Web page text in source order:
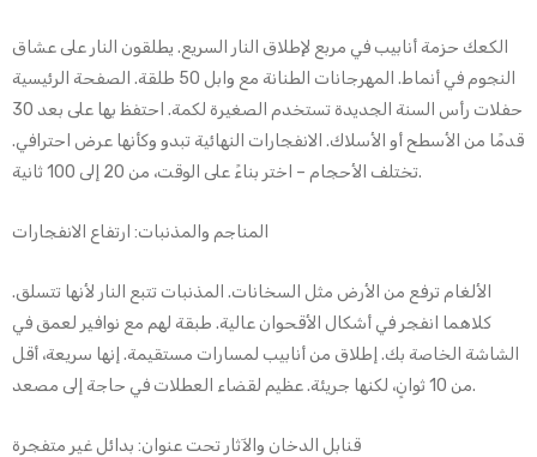
الكعك حزمة أنابيب في مربع لإطلاق النار السريع. يطلقون النار على عشاق
النجوم في أنماط. المهرجانات الطنانة مع وابل 50 طلقة. الصفحة الرئيسية
حفلات رأس السنة الجديدة تستخدم الصغيرة لكمة. احتفظ بها على بعد 30
قدمًا من الأسطح أو الأسلاك. الانفجارات النهائية تبدو وكأنها عرض احترافي.
تختلف الأحجام – اختر بناءً على الوقت، من 20 إلى 100 ثانية.
المناجم والمذنبات: ارتفاع الانفجارات
الألغام ترفع من الأرض مثل السخانات. المذنبات تتبع النار لأنها تتسلق.
كلاهما انفجر في أشكال الأقحوان عالية. طبقة لهم مع نوافير لعمق في
الشاشة الخاصة بك. إطلاق من أنابيب لمسارات مستقيمة. إنها سريعة، أقل
من 10 ثوانٍ، لكنها جريئة. عظيم لقضاء العطلات في حاجة إلى مصعد.
قنابل الدخان والآثار تحت عنوان: بدائل غير متفجرة